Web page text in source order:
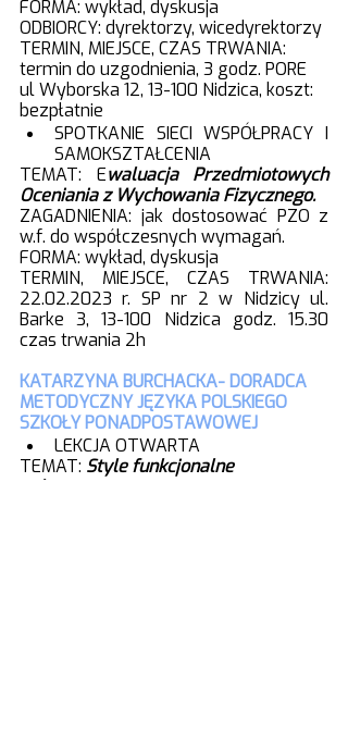
ODBIORCY: dyrektorzy, wicedyrektorzy
TERMIN, MIEJSCE, CZAS TRWANIA:
termin do uzgodnienia, 3 godz. PORE
ul Wyborska 12, 13-100 Nidzica, koszt:
bezpłatnie
SPOTKANIE SIECI WSPÓŁPRACY I
SAMOKSZTAŁCENIA
TEMAT: Ewaluacja Przedmiotowych
Oceniania z Wychowania Fizycznego.
ZAGADNIENIA: jak dostosować PZO z
w.f. do współczesnych wymagań.
FORMA: wykład, dyskusja
TERMIN, MIEJSCE, CZAS TRWANIA:
22.02.2023 r. SP nr 2 w Nidzicy ul.
Barke 3, 13-100 Nidzica godz. 15.30
czas trwania 2h
KATARZYNA BURCHACKA- DORADCA
METODYCZNY JĘZYKA POLSKIEGO
SZKOŁY PONADPOSTAWOWEJ
LEKCJA OTWARTA
TEMAT: Style funkcjonalne
polszczyzny.